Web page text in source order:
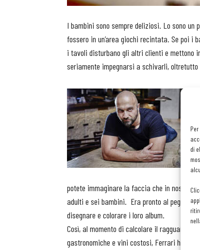
di
I bambini sono sempre deliziosi. Lo sono un
fossero in un’area giochi recintata. Se poi i
i tavoli disturbano gli altri clienti e mettono
seriamente impegnarsi a schivarli,
potete immaginare la faccia che in nostro
adulti e sei bambini. Era pronto al peggio,
disegnare e colorare i loro album.
Così, al momento di calcolare il
gastronomiche e vini costosi, Ferrari ha